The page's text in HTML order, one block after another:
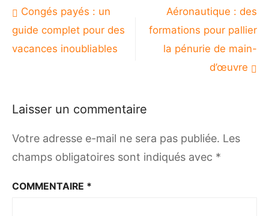
Navigation
de
l’article
Congés payés : un
guide complet pour des
vacances inoubliables
Aéronautique : des
formations pour pallier
la pénurie de main-
d’œuvre
Laisser un commentaire
Votre adresse e-mail ne sera pas publiée. Les
champs obligatoires sont indiqués avec *
COMMENTAIRE *